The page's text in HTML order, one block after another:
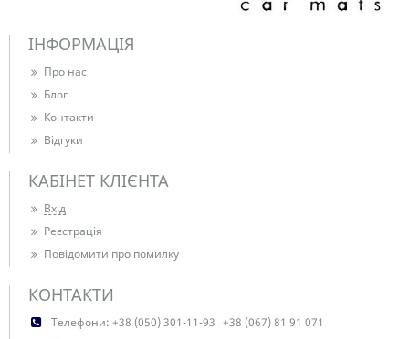
ІНФОРМАЦІЯ
Про нас
Блог
Контакти
Відгуки
КАБІНЕТ КЛІЄНТА
Вхід
Реєстрація
Повідомити про помилку
КОНТАКТИ
Телефони: +38 (050) 301-11-93 +38 (067) 81 91 071